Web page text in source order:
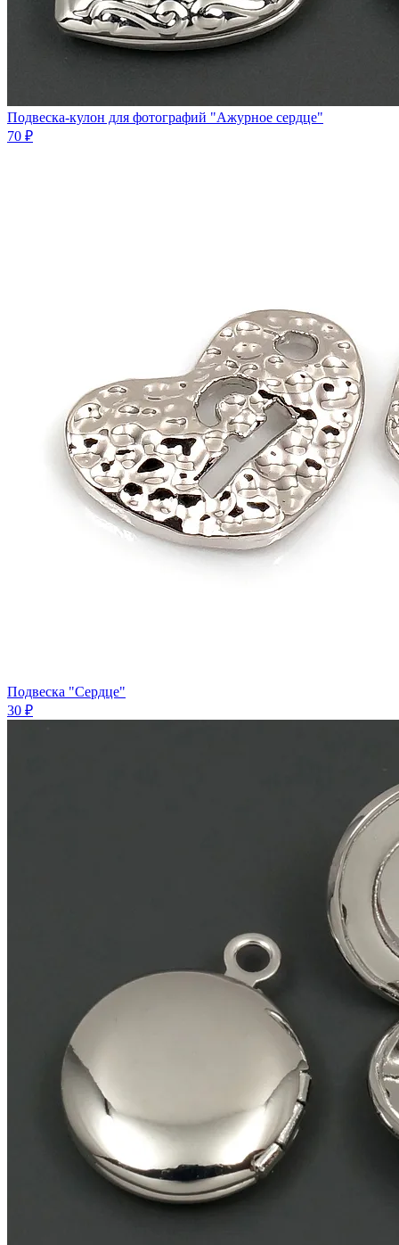
Подвеска-кулон для фотографий "Ажурное сердце"
70 ₽
Подвеска "Сердце"
30 ₽